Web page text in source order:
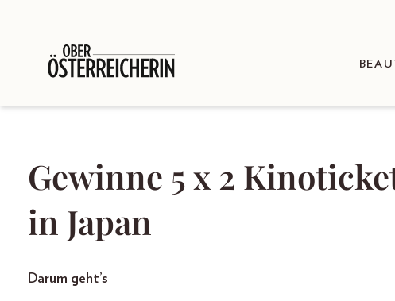
Gewinne 5 x 2
in Japan
Darum geht’s